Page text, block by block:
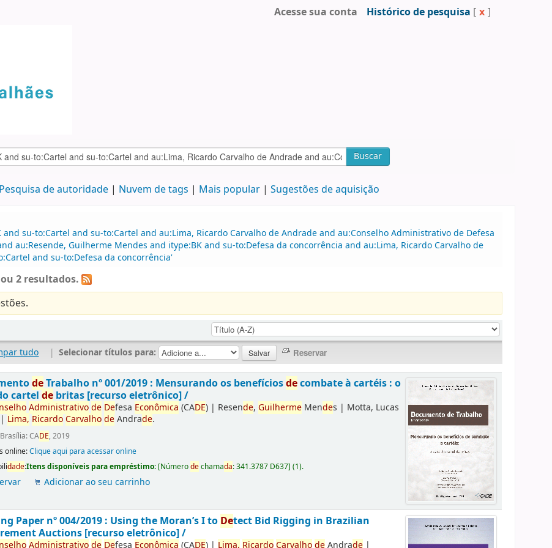
Acesse sua conta Histórico de pesquisa [ x ]
Buscar
Pesquisa de autoridade Nuvem de tags Mais popular Sugestões de aquisição
su-to:Cartel and su-to:Cartel and au:Lima, Ricardo Carvalho de Andrade and au:Conselho Administrativo de Defesa
au:Resende, Guilherme Mendes and itype:BK and su-to:Defesa da concorrência and au:Lima, Ricardo Carvalho de
and su-to:Defesa da concorrência'
2 resultados.
tudo | Selecionar títulos para:
deTrabalho nº 001/2019 : Mensurando os benefíciosdecombate à cartéis : o
cartelde britas [recurso eletrônico] /
Administrativode Defesa Econômica (CADE) | Resende,Guilherme Mendes | Motta, Lucas
| Lima, RicardoCarvalhodeAndrade.
Brasília: CADE, 2019
online:Clique aqui para acessar online
dade:Itens disponíveis para empréstimo: [Númerodechamada:341.3787 D637](1).
Adicionar ao seu carrinho
Paper nº 004/2019 : Using the Moran’s I to Detect Bid Rigging in Brazilian
Auctions [recurso eletrônico] /